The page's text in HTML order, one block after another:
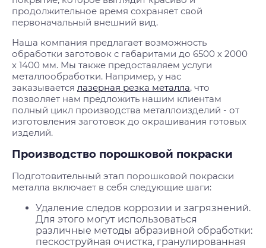
продолжительное время сохраняет свой
первоначальный внешний вид.
Наша компания предлагает возможность
обработки заготовок с габаритами до 6500 х 2000
х 1400 мм. Мы также предоставляем услуги
металлообработки. Например, у нас
заказывается лазерная резка металла, что
позволяет нам предложить нашим клиентам
полный цикл производства металлоизделий - от
изготовления заготовок до окрашивания готовых
изделий.
Производство порошковой покраски
Подготовительный этап порошковой покраски
металла включает в себя следующие шаги:
Удаление следов коррозии и загрязнений.
Для этого могут использоваться
различные методы абразивной обработки:
пескоструйная очистка, гранулированная